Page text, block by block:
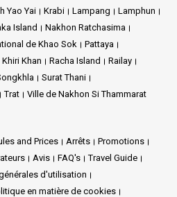
Yao Yai Krabi Lampang
Lamphun
Island
Nakhon Ratchasima
de Khao Sok
Pattaya
Khan Racha Island
Railay
Surat Thani
Trat Ville de Nakhon Si Thammarat
and Prices Arrêts
Promotions
Avis FAQ's
Travel Guide
d'utilisation
en matière de cookies